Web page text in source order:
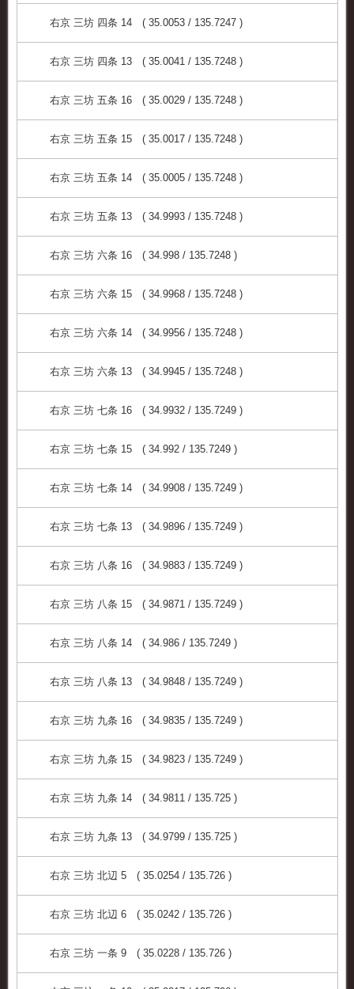
右京 三坊 四条 14 ( 35.0053 / 135.7247 )
右京 三坊 四条 13 ( 35.0041 / 135.7248 )
右京 三坊 五条 16 ( 35.0029 / 135.7248 )
右京 三坊 五条 15 ( 35.0017 / 135.7248 )
右京 三坊 五条 14 ( 35.0005 / 135.7248 )
右京 三坊 五条 13 ( 34.9993 / 135.7248 )
右京 三坊 六条 16 ( 34.998 / 135.7248 )
右京 三坊 六条 15 ( 34.9968 / 135.7248 )
右京 三坊 六条 14 ( 34.9956 / 135.7248 )
右京 三坊 六条 13 ( 34.9945 / 135.7248 )
右京 三坊 七条 16 ( 34.9932 / 135.7249 )
右京 三坊 七条 15 ( 34.992 / 135.7249 )
右京 三坊 七条 14 ( 34.9908 / 135.7249 )
右京 三坊 七条 13 ( 34.9896 / 135.7249 )
右京 三坊 八条 16 ( 34.9883 / 135.7249 )
右京 三坊 八条 15 ( 34.9871 / 135.7249 )
右京 三坊 八条 14 ( 34.986 / 135.7249 )
右京 三坊 八条 13 ( 34.9848 / 135.7249 )
右京 三坊 九条 16 ( 34.9835 / 135.7249 )
右京 三坊 九条 15 ( 34.9823 / 135.7249 )
右京 三坊 九条 14 ( 34.9811 / 135.725 )
右京 三坊 九条 13 ( 34.9799 / 135.725 )
右京 三坊 北辺 5 ( 35.0254 / 135.726 )
右京 三坊 北辺 6 ( 35.0242 / 135.726 )
右京 三坊 一条 9 ( 35.0228 / 135.726 )